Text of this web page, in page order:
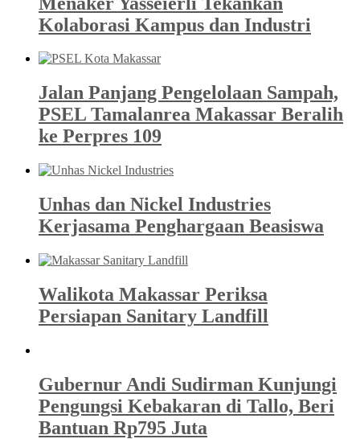
Kolaborasi Kampus dan Industri
Jalan Panjang Pengelolaan Sampah,
PSEL Tamalanrea Makassar Beralih
ke Perpres 109
Unhas dan Nickel Industries
Kerjasama Penghargaan Beasiswa
Walikota Makassar Periksa
Persiapan Sanitary Landfill
Gubernur Andi Sudirman Kunjungi
Pengungsi Kebakaran di Tallo, Beri
Bantuan Rp795 Juta